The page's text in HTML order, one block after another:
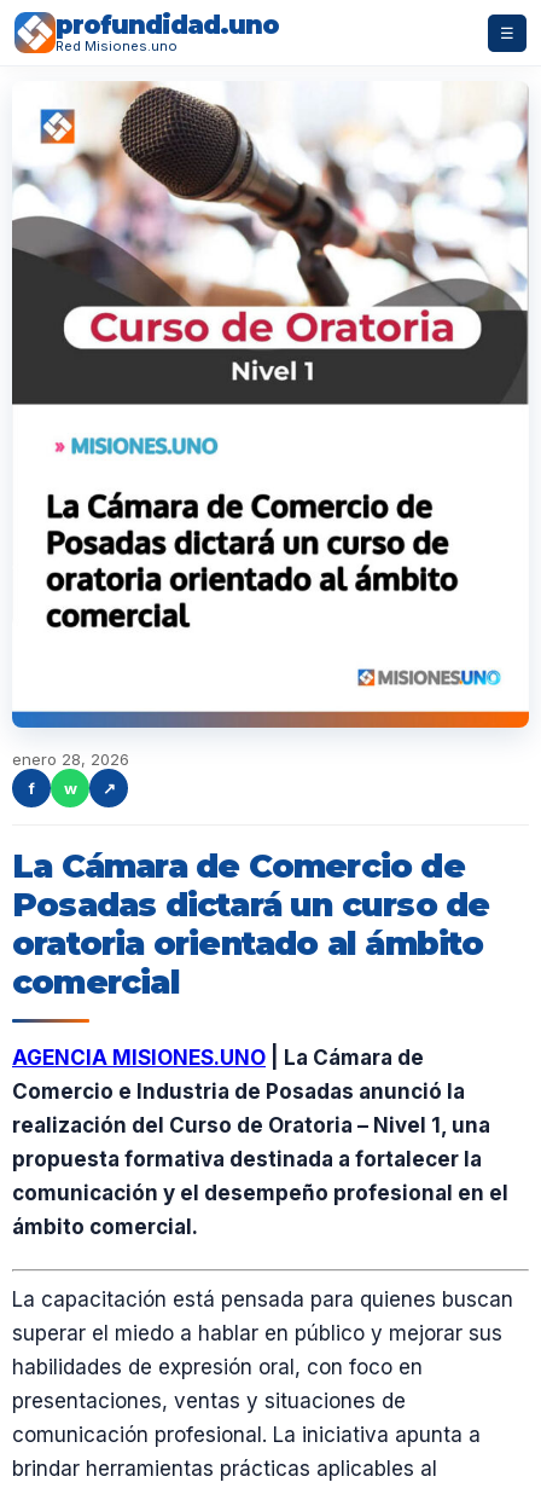
profundidad.uno
Red Misiones.uno
☰
enero 28, 2026
f
w ↗
La Cámara de Comercio de
Posadas dictará un curso de
oratoria orientado al ámbito
comercial
AGENCIA MISIONES.UNO | La Cámara de
Comercio e Industria de Posadas anunció la
realización del Curso de Oratoria – Nivel 1, una
propuesta formativa destinada a fortalecer la
comunicación y el desempeño profesional en el
ámbito comercial.
La capacitación está pensada para quienes buscan
superar el miedo a hablar en público y mejorar sus
habilidades de expresión oral, con foco en
presentaciones, ventas y situaciones de
comunicación profesional. La iniciativa apunta a
brindar herramientas prácticas aplicables al